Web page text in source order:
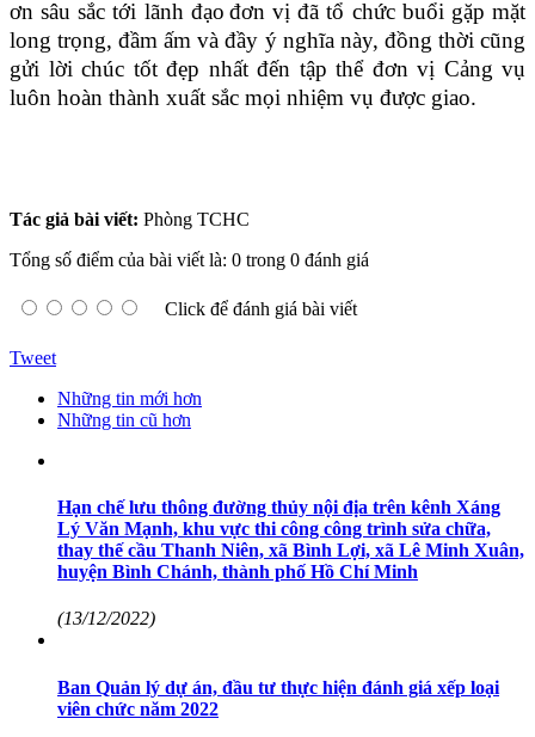
ơn sâu sắc tới lãnh đạo đơn vịđã tổ chức buổi gặp mặt
long trọng, đầm ấm và đầy ý nghĩa này, đồng thời cũng
gửi lời chúc tốt đẹp nhất đến tập thể đơn vị Cảng vụ
luôn hoàn thành xuất sắc mọi nhiệm vụ được giao.
Tác giả bài viết: Phòng TCHC
Tổng số điểm của bài viết là: 0 trong 0 đánh giá
Click để đánh giá bài viết
Tweet
Những tin mới hơn
Những tin cũ hơn
Hạn chế lưu thông đường thủy nội địa trên kênh Xáng
Lý Văn Mạnh, khu vực thi công công trình sửa chữa,
thay thế cầu Thanh Niên, xã Bình Lợi, xã Lê Minh Xuân,
huyện Bình Chánh, thành phố Hồ Chí Minh
(13/12/2022)
Ban Quản lý dự án, đầu tư thực hiện đánh giá xếp loại
viên chức năm 2022